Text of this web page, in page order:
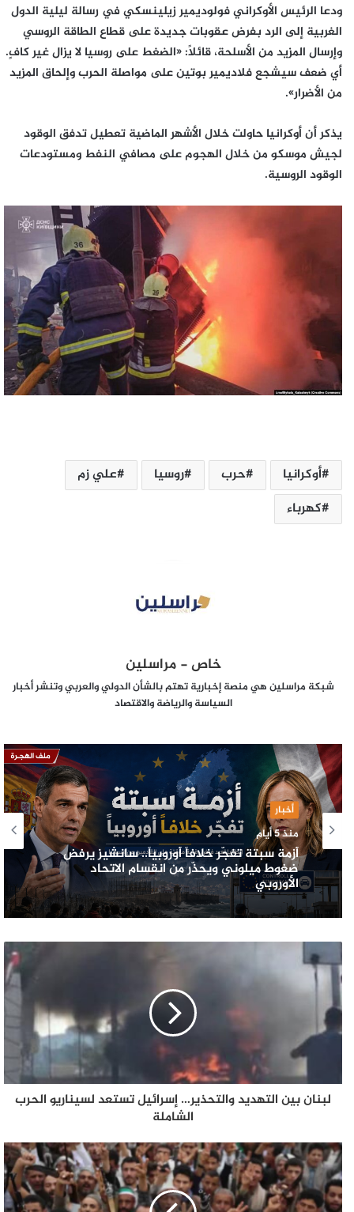
ودعا الرئيس الأوكراني فولوديمير زيلينسكي في رسالة ليلية الدول
الغربية إلى الرد بفرض عقوبات جديدة على قطاع الطاقة الروسي
وإرسال المزيد من الأسلحة، قائلاً: «الضغط على روسيا لا يزال غير كافٍ.
أي ضعف سيشجع فلاديمير بوتين على مواصلة الحرب وإلحاق المزيد
من الأضرار».
يذكر أن أوكرانيا حاولت خلال الأشهر الماضية تعطيل تدفق الوقود
لجيش موسكو من خلال الهجوم على مصافي النفط ومستودعات
الوقود الروسية.
أوكرانيا حرب روسيا
علي زم
كهرباء
خاص - مراسلين
شبكة مراسلين هي منصة إخبارية تهتم بالشأن الدولي والعربي وتنشر أخبار
السياسة والرياضة والاقتصاد
أخبار
منذ 5 أيام
أزمة سبتة تفجّر خلافاً أوروبياً.. سانشيز يرفض
ضغوط ميلوني ويحذّر من انقسام الاتحاد
الأوروبي
لبنان بين التهديد والتحذير… إسرائيل تستعد لسيناريو الحرب
الشاملة